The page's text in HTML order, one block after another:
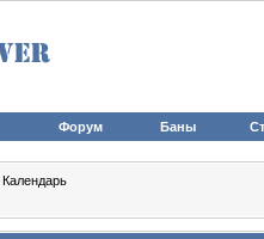
Форум Баны
Календарь